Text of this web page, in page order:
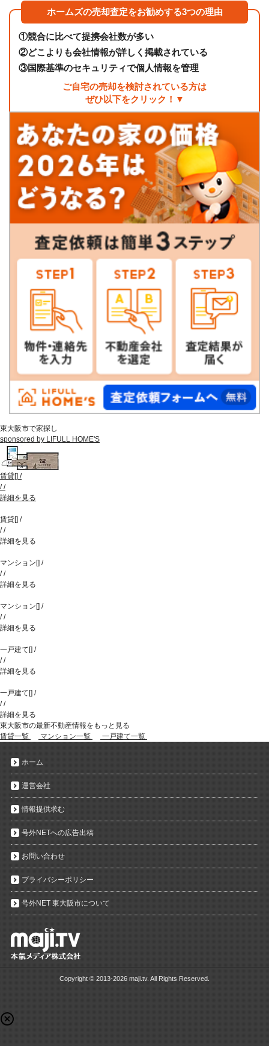
ホームズの売却査定をお勧めする3つの理由
①競合に比べて提携会社数が多い
②どこよりも会社情報が詳しく掲載されている
③国際基準のセキュリティで個人情報を管理
ご自宅の売却を検討されている方は
ぜひ以下をクリック！▼
東大阪市で家探し
sponsored by LIFULL HOME'S
賃貸[] /
//
詳細を見る
賃貸[] /
//
詳細を見る
マンション[] /
//
詳細を見る
マンション[] /
//
詳細を見る
一戸建て[] /
//
詳細を見る
一戸建て[] /
//
詳細を見る
東大阪市の最新不動産情報をもっと見る
賃貸一覧
マンション一覧 一戸建て一覧
ホーム
運営会社
情報提供求む
号外NETへの広告出稿
お問い合わせ
プライバシーポリシー
号外NET 東大阪市について
Copyright © 2013-2026 maji.tv. All Rights Reserved.